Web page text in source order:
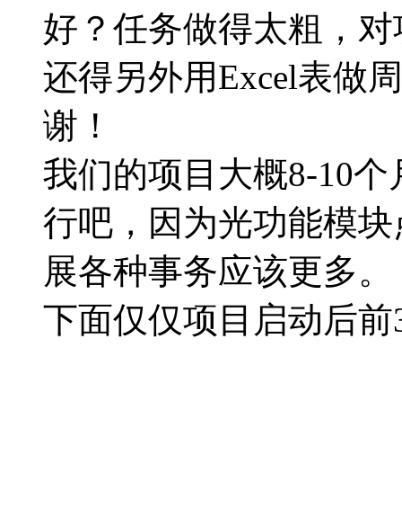
好？任务做得太粗，
还得另外用Excel表做
谢！
我们的项目大概8-10
行吧，因为光功能模
展各种事务应该更多。
下面仅仅项目启动后